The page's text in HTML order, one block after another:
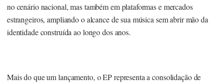
no cenário nacional, mas também em plataformas e mercados
estrangeiros, ampliando o alcance de sua música sem abrir mão da
identidade construída ao longo dos anos.
Mais do que um lançamento, o EP representa a consolidação de